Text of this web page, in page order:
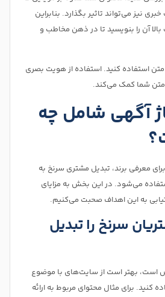
نیز می‌تواند تاثیر بگذارد. بنابراین
آن را بنویسید تا در ذهن مخاطب و
استفاده کنید. استفاده از هویت بصری
متن شما کمک می‌کند.
آگهی شامل چه
معرفی برند، تبدیل مشتری سرنخ به
می‌شود. در این بخش به مزایای
به این اهداف صحبت می‌کنیم.
سرنخ را تبدیل
است، بهتر است از سایت‌های با موضوع
کنید. برای مثال محتوای مربوط به ارائه